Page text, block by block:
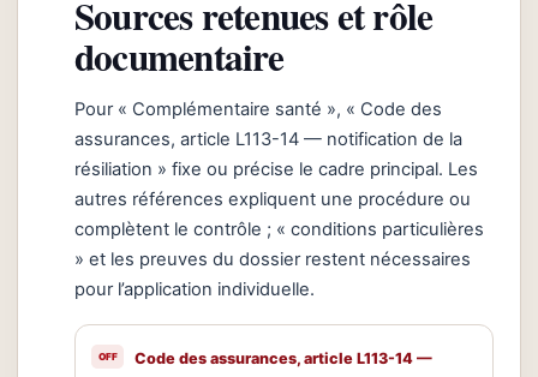
Sources retenues et rôle
documentaire
Pour « Complémentaire santé », « Code des
assurances, article L113-14 — notification de la
résiliation » fixe ou précise le cadre principal. Les
autres références expliquent une procédure ou
complètent le contrôle ; « conditions particulières
» et les preuves du dossier restent nécessaires
pour l’application individuelle.
Code des assurances, article L113-14 —